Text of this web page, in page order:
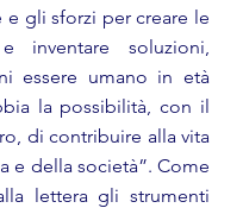
e gli sforzi per creare le
inventare soluzioni,
essere umano in età
la possibilità, con il
di contribuire alla vita
e della società”. Come
lettera gli strumenti